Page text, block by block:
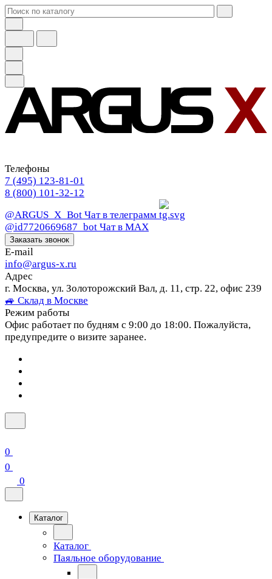
Телефоны
7 (495) 123-81-01
8 (800) 101-32-12
@ARGUS_X_Bot Чат в телеграмм
@id7720669687_bot Чат в МАХ
Заказать звонок
E-mail
info@argus-x.ru
Адрес
г. Москва, ул. Золоторожский Вал, д. 11, стр. 22, офис 239
🚙 Склад в Москве
Режим работы
Офис работает по будням с 9:00 до 18:00. Пожалуйста,
предупредите о визите заранее.
0
0
0
Каталог
Каталог
Паяльное оборудование